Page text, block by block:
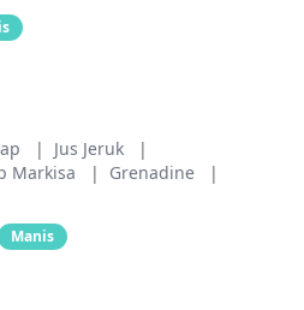
| Jus Jeruk
|
Markisa | Grenadine
|
Manis